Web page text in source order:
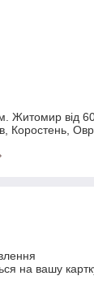
Житомир від
Коростень,
на вашу